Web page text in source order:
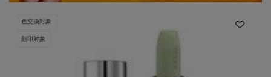
色交換対象
刻印対象